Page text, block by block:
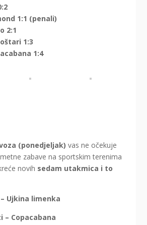
1:1 (penali)
2:1
1:3
1:4
(ponedjeljak) vas ne očekuje
zabave na sportskim terenima
novih sedam utakmica i to
Ujkina limenka
– Copacabana